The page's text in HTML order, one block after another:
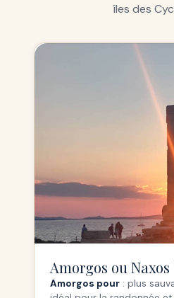
îles des
Amorgos ou Naxos
Amorgos pour : plus